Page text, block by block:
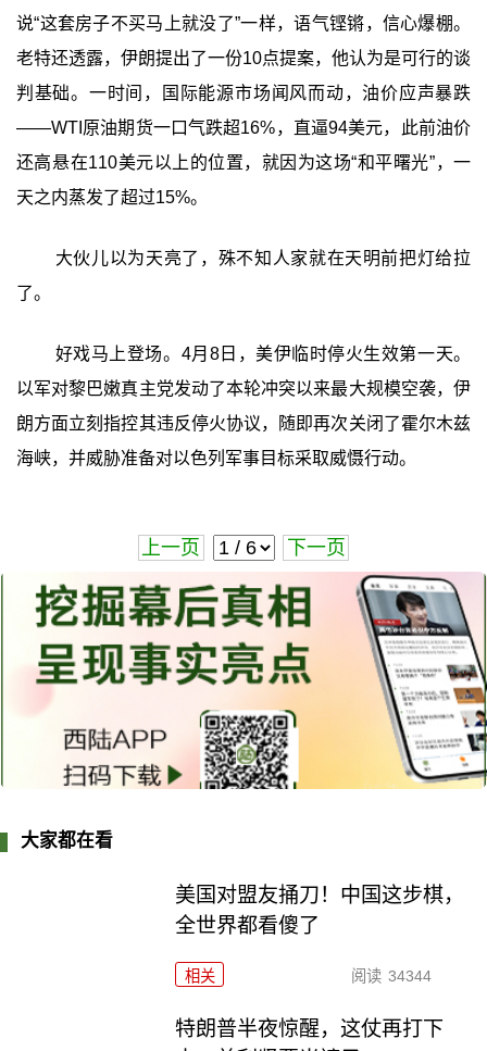
说“这套房子不买马上就没了”一样，语气铿锵，信心爆棚。
老特还透露，伊朗提出了一份10点提案，他认为是可行的谈
判基础。一时间，国际能源市场闻风而动，油价应声暴跌
——WTI原油期货一口气跌超16%，直逼94美元，此前油价
还高悬在110美元以上的位置，就因为这场“和平曙光”，一
天之内蒸发了超过15%。
大伙儿以为天亮了，殊不知人家就在天明前把灯给拉
了。
好戏马上登场。4月8日，美伊临时停火生效第一天。
以军对黎巴嫩真主党发动了本轮冲突以来最大规模空袭，伊
朗方面立刻指控其违反停火协议，随即再次关闭了霍尔木兹
海峡，并威胁准备对以色列军事目标采取威慑行动。
上一页 下一页
大家都在看
美国对盟友捅刀！中国这步棋，
全世界都看傻了
相关 阅读 34344
特朗普半夜惊醒，这仗再打下